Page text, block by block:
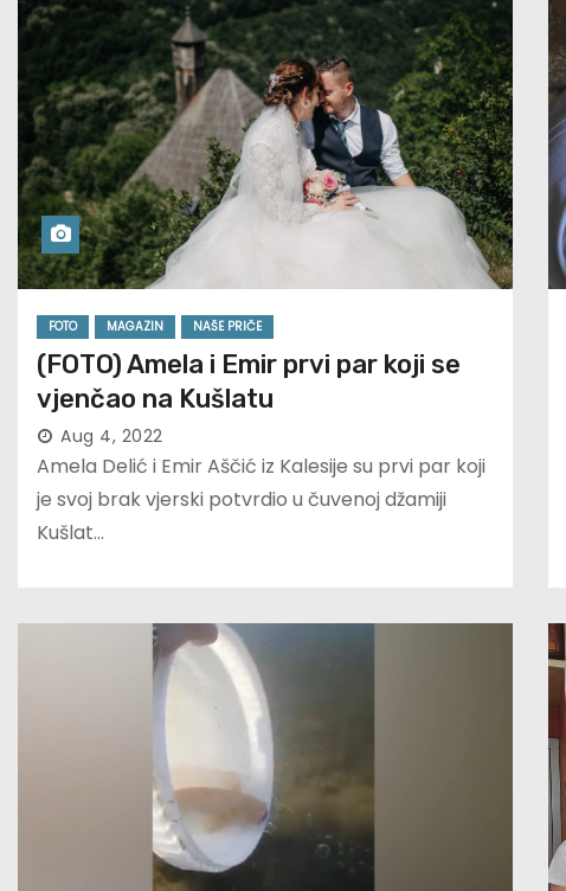
FOTO MAGAZIN NAŠE PRIČE
(FOTO) Amela i Emir prvi par koji se
vjenčao na Kušlatu
Aug 4, 2022
Amela Delić i Emir Aščić iz Kalesije su prvi par koji
je svoj brak vjerski potvrdio u čuvenoj džamiji
Kušlat…